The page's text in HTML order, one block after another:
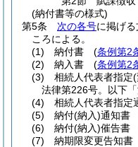
(納付書等の様式)
第5条
次の各号に掲げる
ころによる。
(1)
納付書 (条例第2
(2)
納入書 (条例第2
(3)
相続人代表者指定(
法律第226号。以下
(4)
相続人代表者指
(5)
納付(納入)通知書
(6)
納付(納入)催告書
(7)
納期限変更告知書